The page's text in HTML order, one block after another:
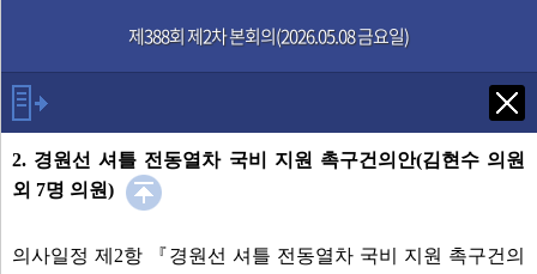
제388회 제2차 본회의(2026.05.08 금요일)
Tab키로 다음 검색
2. 경원선 셔틀 전동열차 국비 지원 촉구건의안(김현수 의원
외 7명 의원)
의사일정 제2항 『경원선 셔틀 전동열차 국비 지원 촉구건의